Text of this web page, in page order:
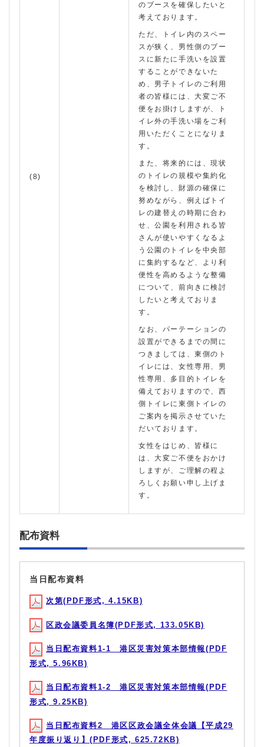
(8)
のブースを確保したいと
考えております。
ただ、トイレ内のスペー
スが狭く、男性側のブー
スに新たに手洗いを設置
することができないた
め、男子トイレのご利用
者の皆様には、大変ご不
便をお掛けしますが、ト
イレ外の手洗い場をご利
用いただくことになりま
す。
また、将来的には、現状
のトイレの規模や集約化
を検討し、財源の確保に
努めながら、例えばトイ
レの建替えの時期に合わ
せ、公園を利用される皆
さんが使いやすくなるよ
う公園のトイレを中央部
に集約するなど、より利
便性を高めるような整備
について、前向きに検討
したいと考えておりま
す。
なお、パーテーションの
設置ができるまでの間に
つきましては、東側のト
イレには、女性専用、男
性専用、多目的トイレを
備えておりますので、西
側トイレに東側トイレの
ご案内を掲示させていた
だいております。
女性をはじめ、皆様に
は、大変ご不便をおかけ
しますが、ご理解の程よ
ろしくお願い申し上げま
す。
配布資料
当日配布資料
次第(PDF形式, 4.15KB)
区政会議委員名簿(PDF形式, 133.05KB)
当日配布資料1-1 港区災害対策本部情報(PDF
形式, 5.96KB)
当日配布資料1-2 港区災害対策本部情報(PDF
形式, 9.25KB)
当日配布資料2 港区区政会議全体会議【平成29
年度振り返り】(PDF形式, 625.72KB)